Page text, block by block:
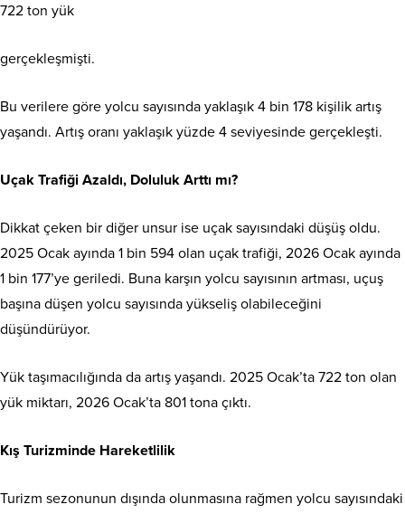
722 ton yük
gerçekleşmişti.
Bu verilere göre yolcu sayısında yaklaşık 4 bin 178 kişilik artış
yaşandı. Artış oranı yaklaşık yüzde 4 seviyesinde gerçekleşti.
Uçak Trafiği Azaldı, Doluluk Arttı mı?
Dikkat çeken bir diğer unsur ise uçak sayısındaki düşüş oldu.
2025 Ocak ayında 1 bin 594 olan uçak trafiği, 2026 Ocak ayında
1 bin 177’ye geriledi. Buna karşın yolcu sayısının artması, uçuş
başına düşen yolcu sayısında yükseliş olabileceğini
düşündürüyor.
Yük taşımacılığında da artış yaşandı. 2025 Ocak’ta 722 ton olan
yük miktarı, 2026 Ocak’ta 801 tona çıktı.
Kış Turizminde Hareketlilik
Turizm sezonunun dışında olunmasına rağmen yolcu sayısındaki